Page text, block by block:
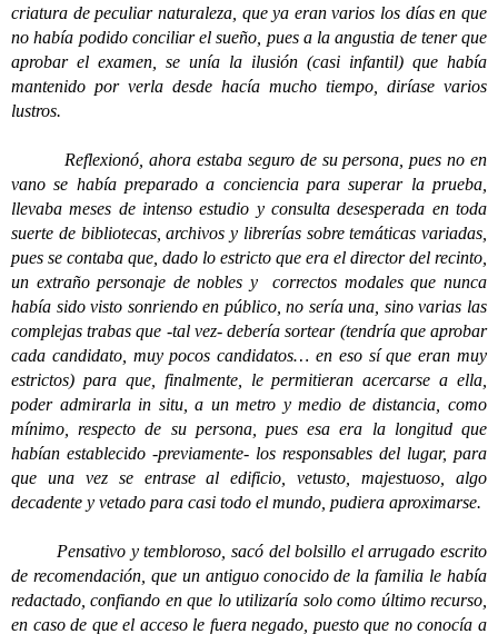
criatura de peculiar naturaleza, que ya eran varios los días en que
no había podido conciliar el sueño, pues a la angustia de tener que
aprobar el examen, se unía la ilusión (casi infantil) que había
mantenido por verla desde hacía mucho tiempo, diríase varios
lustros.
Reflexionó, ahora estaba seguro de su persona, pues no en
vano se había preparado a conciencia para superar la prueba,
llevaba meses de intenso estudio y consulta desesperada en toda
suerte de bibliotecas, archivos y librerías sobre temáticas variadas,
pues se contaba que, dado lo estricto que era el director del recinto,
un extraño personaje de nobles y correctos modales que nunca
había sido visto sonriendo en público, no sería una, sino varias las
complejas trabas que -tal vez- debería sortear (tendría que aprobar
cada candidato, muy pocos candidatos… en eso sí que eran muy
estrictos) para que, finalmente, le permitieran acercarse a ella,
poder admirarla in situ, a un metro y medio de distancia, como
mínimo, respecto de su persona, pues esa era la longitud que
habían establecido -previamente- los responsables del lugar, para
que una vez se entrase al edificio, vetusto, majestuoso, algo
decadente y vetado para casi todo el mundo, pudiera aproximarse.
Pensativo y tembloroso, sacó del bolsillo el arrugado escrito
de recomendación, que un antiguo conocido de la familia le había
redactado, confiando en que lo utilizaría solo como último recurso,
en caso de que el acceso le fuera negado, puesto que no conocía a